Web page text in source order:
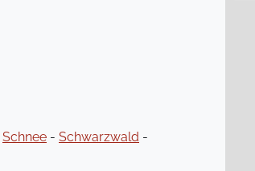
Schnee - Schwarzwald -